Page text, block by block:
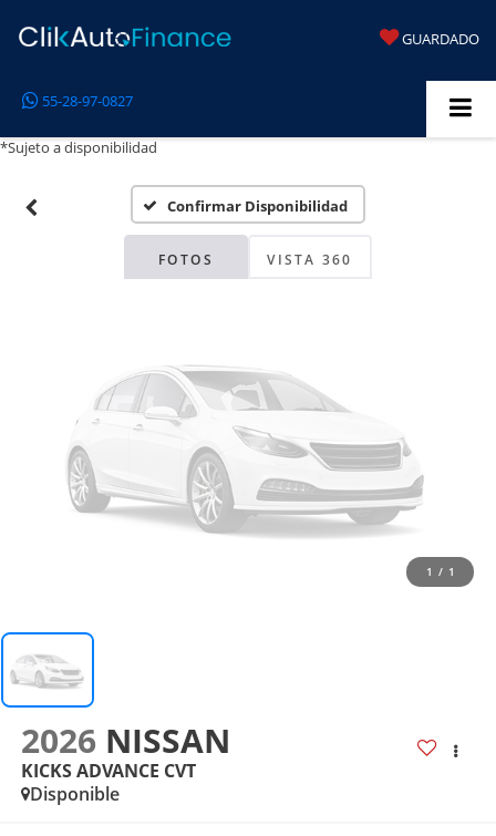
GUARDADO
55-28-97-0827
*Sujeto a disponibilidad
Confirmar Disponibilidad
FOTOS VISTA 360
Disponibles
Por favor, revise luego
1 / 1
2026 NISSAN
KICKS ADVANCE CVT
Disponible